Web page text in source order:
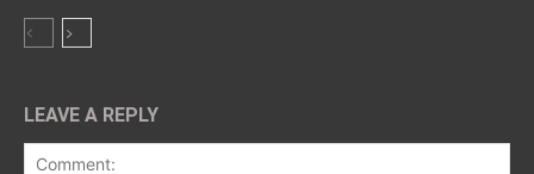
LEAVE A REPLY